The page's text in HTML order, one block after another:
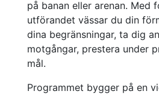
på banan eller arenan. Med
utförandet vässar du din
dina begränsningar, ta dig
motgångar, prestera under
mål.
Programmet bygger på en